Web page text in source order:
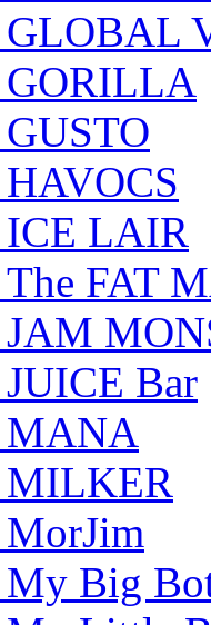
LAIR
FAT
Bar
MANA
Big